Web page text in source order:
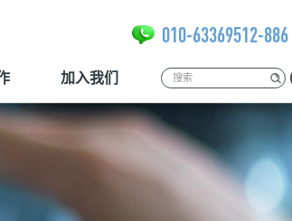
010-63369512-886
加入我们